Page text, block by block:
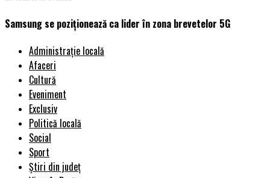
Samsung se poziționează ca lider în zona brevetelor 5G
Administrație locală
Afaceri
Cultură
Eveniment
Exclusiv
Politică locală
Social
Sport
Știri din județ